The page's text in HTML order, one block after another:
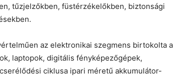
tűzjelzőkben, füstérzékelőkben, biztonsági
az elektronikai szegmens birtokolta a
laptopok, digitális fényképezőgépek,
ciklusa ipari méretű akkumulátor-